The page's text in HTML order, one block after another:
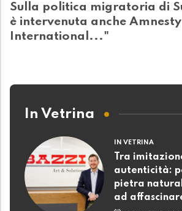
Sulla politica migratoria di
è intervenuta anche Amnesty
International..."
In Vetrina
IN VETRINA
Tra
autenticità:
pietra
ad